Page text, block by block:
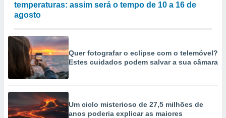
temperaturas: assim será o tempo de 10 a 16 de
agosto
Quer fotografar o eclipse com o telemóvel?
Estes cuidados podem salvar a sua câmara
Um ciclo misterioso de 27,5 milhões de
anos poderia explicar as maiores